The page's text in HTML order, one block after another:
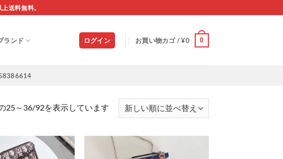
送料無料。
ランド ログイン お買い物カゴ /¥0 0
25～36/92を表示しています新
順